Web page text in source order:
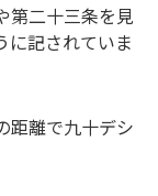
第二十三条を見
に記されていま
距離で九十デシ